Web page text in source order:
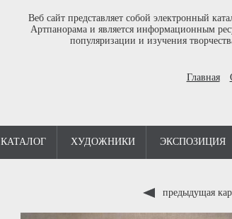
Веб сайт представляет собой электронный
Артпанорама и является информационным
популяризации и изучения
Главная
КАТАЛОГ ХУДОЖНИКИ ЭКСПОЗИЦИЯ
предыдущая